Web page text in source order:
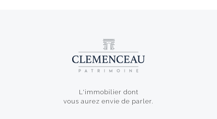
L'immobilier dont
vous aurez envie de parler.